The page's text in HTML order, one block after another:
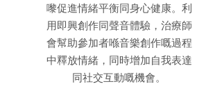
嚟促進情緒平衡同身心健康。利
用即興創作同聲音體驗，治療師
會幫助參加者喺音樂創作嘅過程
中釋放情緒，同時增加自我表達
同社交互動嘅機會。